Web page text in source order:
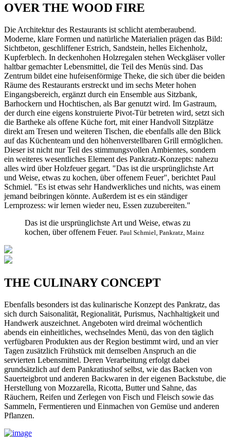
OVER THE WOOD FIRE
Die Architektur des Restaurants ist schlicht atemberaubend.
Moderne, klare Formen und natürliche Materialien prägen das Bild:
Sichtbeton, geschliffener Estrich, Sandstein, helles Eichenholz,
Kupferblech. In deckenhohen Holzregalen stehen Weckgläser voller
haltbar gemachter Lebensmittel, die Teil des Menüs sind. Das
Zentrum bildet eine hufeisenförmige Theke, die sich über die beiden
Räume des Restaurants erstreckt und im sechs Meter hohen
Eingangsbereich, ergänzt durch ein Ensemble aus Sitzbank,
Barhockern und Hochtischen, als Bar genutzt wird. Im Gastraum,
der durch eine eigens konstruierte Pivot-Tür betreten wird, setzt sich
die Bartheke als offene Küche fort, mit einer Handvoll Sitzplätze
direkt am Tresen und weiteren Tischen, die ebenfalls alle den Blick
auf das Küchenteam und den höhenverstellbaren Grill ermöglichen.
Dieser ist nicht nur Teil des stimmungsvollen Ambientes, sondern
ein weiteres wesentliches Element des Pankratz-Konzepts: nahezu
alles wird über Holzfeuer gegart. "Das ist die ursprünglichste Art
und Weise, etwas zu kochen, über offenem Feuer", berichtet Paul
Schmiel. "Es ist etwas sehr Handwerkliches und nichts, was einem
jemand beibringen könnte. Außerdem ist es ein ständiger
Lernprozess: wir lernen wieder neu, Essen zuzubereiten."
Das ist die ursprünglichste Art und Weise, etwas zu
kochen, über offenem Feuer. Paul Schmiel, Pankratz, Mainz
THE CULINARY CONCEPT
Ebenfalls besonders ist das kulinarische Konzept des Pankratz, das
sich durch Saisonalität, Regionalität, Purismus, Nachhaltigkeit und
Handwerk auszeichnet. Angeboten wird dreimal wöchentlich
abends ein einheitliches, wechselndes Menü, das von den täglich
verfügbaren Produkten aus der Region bestimmt wird, und an vier
Tagen zusätzlich Frühstück mit demselben Anspruch an die
servierten Lebensmittel. Deren Verarbeitung erfolgt dabei
grundsätzlich auf dem Pankratiushof selbst, wie das Backen von
Sauerteigbrot und anderen Backwaren in der eigenen Backstube, die
Herstellung von Mozzarella, Ricotta, Butter und Sahne, das
Räuchern, Reifen und Zerlegen von Fisch und Fleisch sowie das
Sammeln, Fermentieren und Einmachen von Gemüse und anderen
Pflanzen.